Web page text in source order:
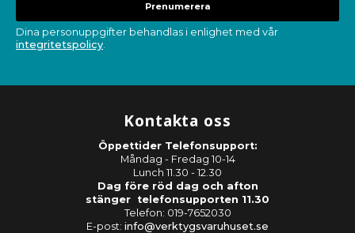
Prenumerera
Dina personuppgifter behandlas i enlighet med vår
integritetspolicy.
Kontakta oss
Öppettider Telefonsupport:
Måndag - Fredag 10-14
Lunch 11.30 - 12.30
Dag före röd dag och afton
stänger telefonsupporten 11.30
Telefon: 019-7652030
E-post: info@verktygsvaruhuset.se